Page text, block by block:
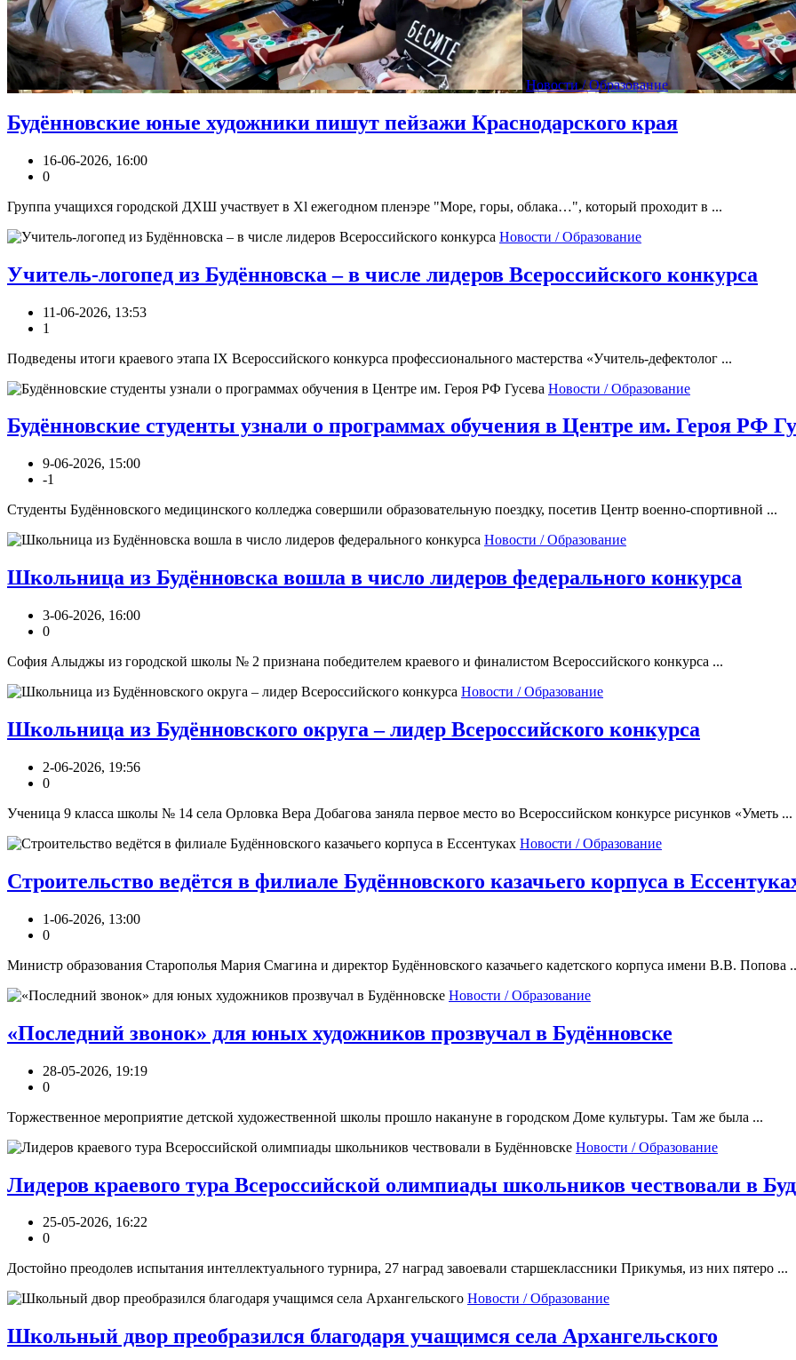
Новости / Образование
Будённовские юные художники пишут пейзажи Краснодарского края
16-06-2026, 16:00
0
Группа учащихся городской ДХШ участвует в Xl ежегодном пленэре "Море, горы, облака…", который проходит в ...
Новости / Образование
Учитель-логопед из Будённовска – в числе лидеров Всероссийского конкурса
11-06-2026, 13:53
1
Подведены итоги краевого этапа IX Всероссийского конкурса профессионального мастерства «Учитель-дефектолог ...
Новости / Образование
Будённовские студенты узнали о программах обучения в Центре им. Героя РФ
9-06-2026, 15:00
-1
Студенты Будённовского медицинского колледжа совершили образовательную поездку, посетив Центр военно-спортивной ...
Новости / Образование
Школьница из Будённовска вошла в число лидеров федерального конкурса
3-06-2026, 16:00
0
София Алыджы из городской школы № 2 признана победителем краевого и финалистом Всероссийского конкурса ...
Новости / Образование
Школьница из Будённовского округа – лидер Всероссийского конкурса
2-06-2026, 19:56
0
Ученица 9 класса школы № 14 села Орловка Вера Добагова заняла первое место во Всероссийском конкурсе рисунков «Уметь ...
Новости / Образование
Строительство ведётся в филиале Будённовского казачьего корпуса в
1-06-2026, 13:00
0
Министр образования Старополья Мария Смагина и директор Будённовского казачьего кадетского корпуса имени В.В. Попова
Новости / Образование
«Последний звонок» для юных художников прозвучал в Будённовске
28-05-2026, 19:19
0
Торжественное мероприятие детской художественной школы прошло накануне в городском Доме культуры. Там же была ...
Новости / Образование
Лидеров краевого тура Всероссийской олимпиады школьников чествовали в
25-05-2026, 16:22
0
Достойно преодолев испытания интеллектуального турнира, 27 наград завоевали старшеклассники Прикумья, из них пятеро ...
Новости / Образование
Школьный двор преобразился благодаря учащимся села Архангельского